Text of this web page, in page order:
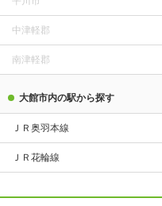
中津軽郡
南津軽郡
大館市内の駅から探す
ＪＲ奥羽本線
ＪＲ花輪線